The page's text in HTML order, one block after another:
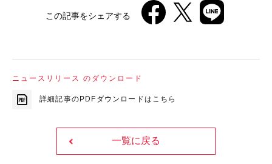
この記事をシェアする
ニュースリリース のダウンロード
詳細記事のPDFダウンロードはこちら
一覧に戻る